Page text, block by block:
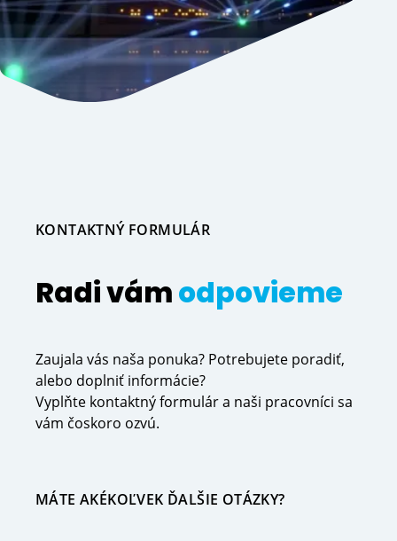
KONTAKTNÝ FORMULÁR
Radi vámodpovieme
Zaujala vás naša ponuka? Potrebujete poradiť,
alebo doplniť informácie?
Vyplňte kontaktný formulár a naši pracovníci sa
vám čoskoro ozvú.
MÁTE AKÉKOĽVEK ĎALŠIE OTÁZKY?